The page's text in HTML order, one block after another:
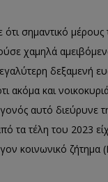
ότι σημαντικό
χαμηλά
δεξαμενή
και
αυτό διεύρυνε
τα τέλη του 2023
κοινωνικό